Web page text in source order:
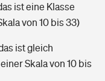
ist eine Klasse
von 10 bis 33)
ist gleich
Skala von 10 bis